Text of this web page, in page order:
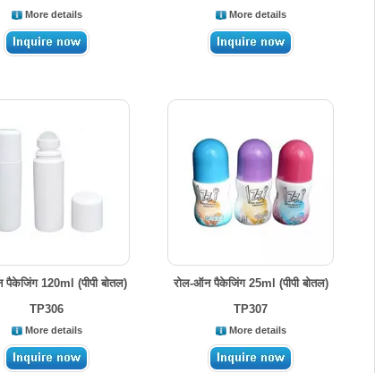
More details More details
पैकेजिंग 120ml (पीपी बोतल)
TP306
More details
रोल-ऑन पैकेजिंग 25ml (पीपी बोतल)
TP307
More details